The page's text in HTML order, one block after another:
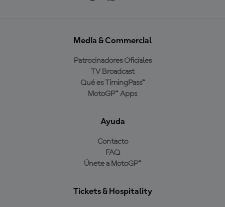
Media & Commercial
Patrocinadores Oficiales
TV Broadcast
Qué es TimingPass™
MotoGP™ Apps
Ayuda
Contacto
FAQ
Únete a MotoGP™
Tickets & Hospitality